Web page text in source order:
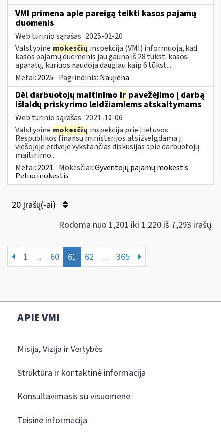
VMI primena apie pareigą teikti kasos pajamų
duomenis
Web turinio sąrašas 2025-02-20
Valstybinė mokesčių inspekcija (VMI) informuoja, kad
kasos pajamų duomenis jau gauna iš 28 tūkst. kasos
aparatų, kuriuos naudoja daugiau kaip 6 tūkst....
Metai: 2025 Pagrindinis: Naujiena
Dėl darbuotojų maitinimo ir pavežėjimo į darbą
išlaidų priskyrimo leidžiamiems atskaitymams
Web turinio sąrašas 2021-10-06
Valstybinė mokesčių inspekcija prie Lietuvos
Respublikos finansų ministerijos atsižvelgdama į
viešojoje erdvėje vykstančias diskusijas apie darbuotojų
maitinimo...
Metai: 2021 Mokesčiai:Gyventojų pajamų mokestis
Pelno mokestis
20 Įrašų(-ai)
Rodoma nuo 1,201 iki 1,220 iš 7,293 irašų.
1 ... 60 61 62 ... 365
APIE VMI
Misija, Vizija ir Vertybės
Struktūra ir kontaktinė informacija
Konsultavimasis su visuomene
Teisinė informacija